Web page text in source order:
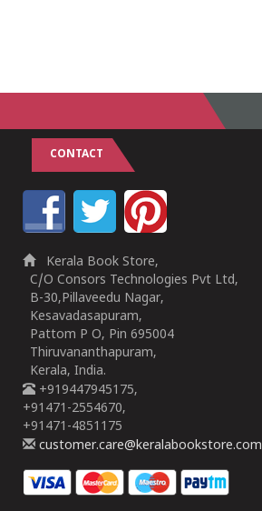
CONTACT
Kerala Book Store,
C/O Consors Technologies Pvt Ltd,
B-30,Pillaveedu Nagar,
Kesavadasapuram,
Pattom P O, Pin 695004
Thiruvananthapuram,
Kerala, India.
+919447945175,
+91471-2554670,
+91471-4851175
customer.care@keralabookstore.com